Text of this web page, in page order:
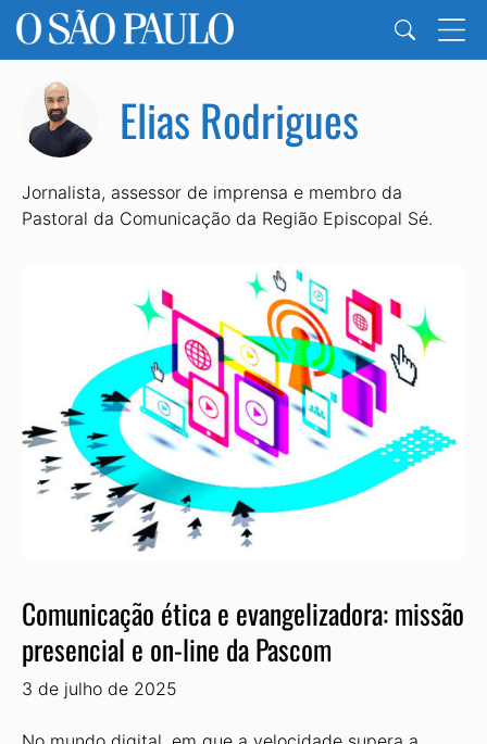
Elias Rodrigues
Jornalista, assessor de imprensa e membro da
Pastoral da Comunicação da Região Episcopal Sé.
Comunicação ética e evangelizadora: missão
presencial e on-line da Pascom
3 de julho de 2025